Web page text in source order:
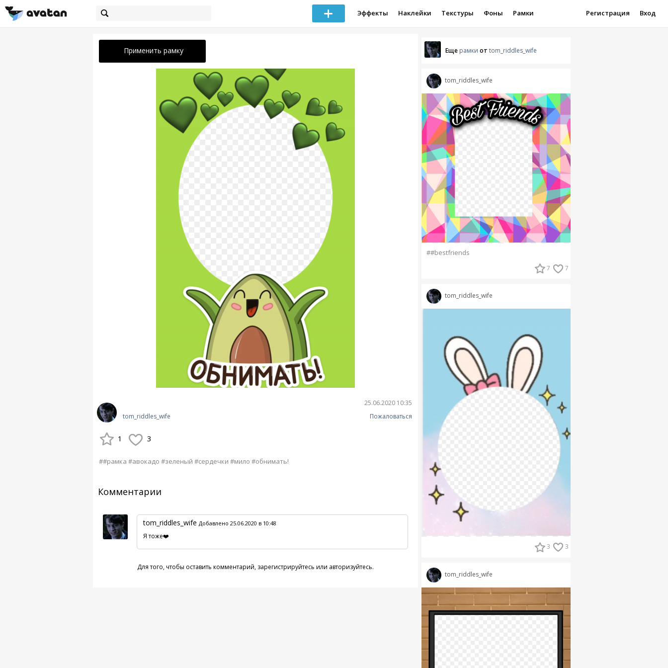
Эффекты Наклейки Текстуры Фоны Рамки Регистрация Вход
Применить рамку
tom_riddles_wife
25.06.2020 10:35
Пожаловаться
1 3
##рамка #авокадо #зеленый #сердечки #мило #обнимать!
Комментарии
tom_riddles_wife Добавлено 25.06.2020 в 10:48
Я тоже❤️
Для того, чтобы оставить комментарий, зарегистрируйтесь или авторизуйтесь.
Еще рамки от tom_riddles_wife
tom_riddles_wife
##bestfriends
7 7
tom_riddles_wife
3 3
tom_riddles_wife